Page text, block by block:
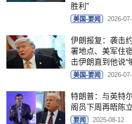
胜利”
美国-要闻 2026-
伊朗报复：袭击
署地点、美军住
击伊朗直到他说“
美国-要闻 2026-
特朗普：与英特
阁员下周再晤陈
要闻 2025-08-12